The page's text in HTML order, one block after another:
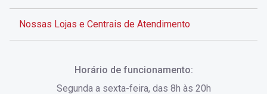
Nossas Lojas e Centrais de Atendimento
Horário de funcionamento:
Segunda a sexta-feira, das 8h às 20h